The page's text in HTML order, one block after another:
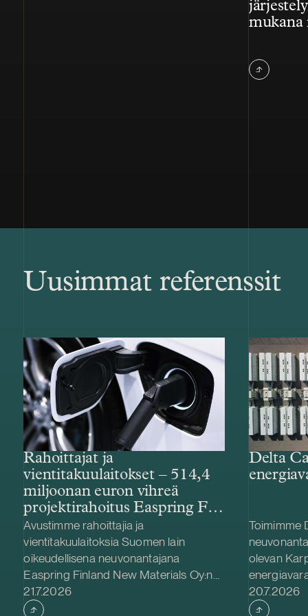
mukana
Uusimmat referenssit
Rahoittajat ja
vientitakuulaitokset – 514,4
miljoonan euron vihreä
projektirahoitus Easpring Finland
New Materialsin CAM-
tehtaalle
Avustimme rahoittajia ja
vientitakuulaitoksia Suomen lain
oikeudellisena neuvonantajana
Easpring Finland New Materials Oy:n
Kotkaan rakennettavan
katodiaktiivimateriaalia (CAM)
Julkaistu
21.7.2026
Delta
Toimimme
olevan
Delta
Julkaistu
20.7.2026